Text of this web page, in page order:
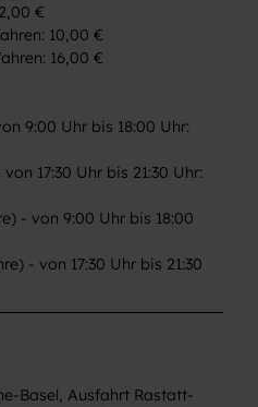
€
10,00 €
16,00 €
9:00 Uhr bis 18:00 Uhr:
17:30 Uhr bis 21:30 Uhr:
- von 9:00 Uhr bis 18:00
- von 17:30 Uhr bis 21:30
Basel, Ausfahrt Rastatt-